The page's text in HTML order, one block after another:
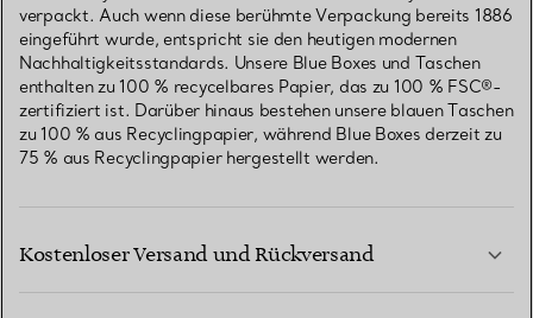
verpackt. Auch wenn diese berühmte Verpackung bereits 1886
eingeführt wurde, entspricht sie den heutigen modernen
Nachhaltigkeitsstandards. Unsere Blue Boxes und Taschen
enthalten zu 100 % recycelbares Papier, das zu 100 % FSC®-
zertifiziert ist. Darüber hinaus bestehen unsere blauen Taschen
zu 100 % aus Recyclingpapier, während Blue Boxes derzeit zu
75 % aus Recyclingpapier hergestellt werden.
Kostenloser Versand und Rückversand